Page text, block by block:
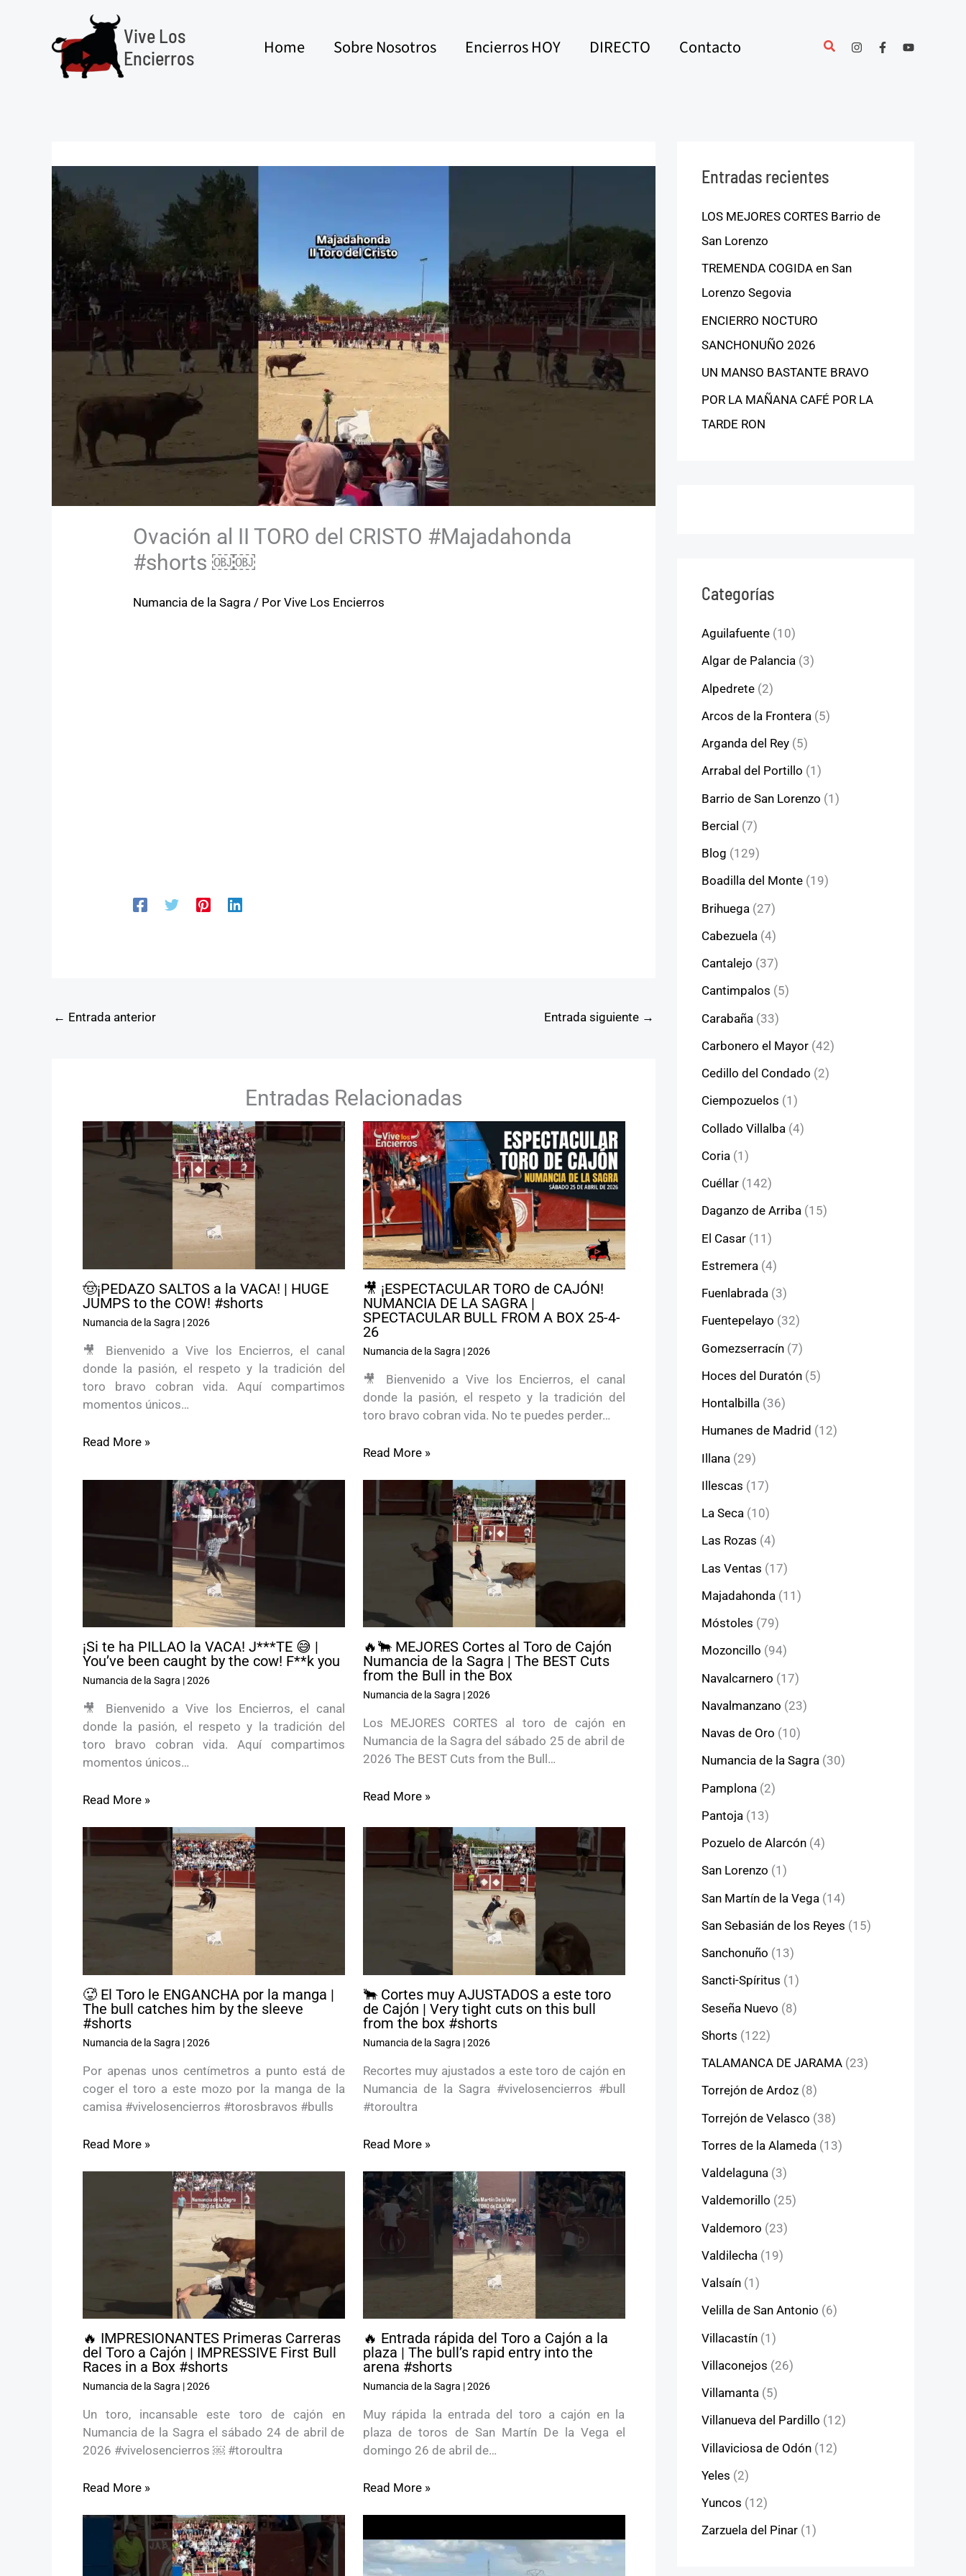
contenido
Vive Los
Encierros
Home Sobre Nosotros Encierros HOY DIRECTO Contacto
Ovación al II TORO del CRISTO #Majadahonda
#shorts ￼￼
Numancia de la Sagra / PorVive Los Encierros
← Entrada anterior Entrada siguiente →
Entradas Relacionadas
🤠¡PEDAZO SALTOS a la VACA! | HUGE
JUMPS to the COW! #shorts
Numancia de la Sagra |2026
🎥 Bienvenido a Vive los Encierros, el canal
donde la pasión, el respeto y la tradición del
toro bravo cobran vida. Aquí compartimos
momentos únicos…
Read More »
🎥 ¡ESPECTACULAR TORO de CAJÓN!
NUMANCIA DE LA SAGRA |
SPECTACULAR BULL FROM A BOX 25-4-
26
Numancia de la Sagra |2026
🎥 Bienvenido a Vive los Encierros, el canal
donde la pasión, el respeto y la tradición del
toro bravo cobran vida. No te puedes perder…
Read More »
¡Si te ha PILLAO la VACA! J***TE 😅 |
You’ve been caught by the cow! F**k you
Numancia de la Sagra |2026
🎥 Bienvenido a Vive los Encierros, el canal
donde la pasión, el respeto y la tradición del
toro bravo cobran vida. Aquí compartimos
momentos únicos…
Read More »
🔥🐂 MEJORES Cortes al Toro de Cajón
Numancia de la Sagra | The BEST Cuts
from the Bull in the Box
Numancia de la Sagra |2026
Los MEJORES CORTES al toro de cajón en
Numancia de la Sagra del sábado 25 de abril de
2026 The BEST Cuts from the Bull…
Read More »
🥵 El Toro le ENGANCHA por la manga |
The bull catches him by the sleeve
#shorts
Numancia de la Sagra |2026
Por apenas unos centímetros a punto está de
coger el toro a este mozo por la manga de la
camisa #vivelosencierros #torosbravos #bulls
Read More »
🐂 Cortes muy AJUSTADOS a este toro
de Cajón | Very tight cuts on this bull
from the box #shorts
Numancia de la Sagra |2026
Recortes muy ajustados a este toro de cajón en
Numancia de la Sagra #vivelosencierros #bull
#toroultra
Read More »
🔥 IMPRESIONANTES Primeras Carreras
del Toro a Cajón | IMPRESSIVE First Bull
Races in a Box #shorts
Numancia de la Sagra |2026
Un toro, incansable este toro de cajón en
Numancia de la Sagra el sábado 24 de abril de
2026 #vivelosencierros ￼ #toroultra
Read More »
🔥 Entrada rápida del Toro a Cajón a la
plaza | The bull’s rapid entry into the
arena #shorts
Numancia de la Sagra |2026
Muy rápida la entrada del toro a cajón en la
plaza de toros de San Martín De la Vega el
domingo 26 de abril de…
Read More »
Entradas recientes
LOS MEJORES CORTES Barrio de
San Lorenzo
TREMENDA COGIDA en San
Lorenzo Segovia
ENCIERRO NOCTURO
SANCHONUÑO 2026
UN MANSO BASTANTE BRAVO
POR LA MAÑANA CAFÉ POR LA
TARDE RON
Categorías
Aguilafuente (10)
Algar de Palancia (3)
Alpedrete (2)
Arcos de la Frontera (5)
Arganda del Rey (5)
Arrabal del Portillo (1)
Barrio de San Lorenzo (1)
Bercial (7)
Blog (129)
Boadilla del Monte (19)
Brihuega (27)
Cabezuela (4)
Cantalejo (37)
Cantimpalos (5)
Carabaña (33)
Carbonero el Mayor (42)
Cedillo del Condado (2)
Ciempozuelos (1)
Collado Villalba (4)
Coria (1)
Cuéllar (142)
Daganzo de Arriba (15)
El Casar (11)
Estremera (4)
Fuenlabrada (3)
Fuentepelayo (32)
Gomezserracín (7)
Hoces del Duratón (5)
Hontalbilla (36)
Humanes de Madrid (12)
Illana (29)
Illescas (17)
La Seca (10)
Las Rozas (4)
Las Ventas (17)
Majadahonda (11)
Móstoles (79)
Mozoncillo (94)
Navalcarnero (17)
Navalmanzano (23)
Navas de Oro (10)
Numancia de la Sagra (30)
Pamplona (2)
Pantoja (13)
Pozuelo de Alarcón (4)
San Lorenzo (1)
San Martín de la Vega (14)
San Sebasián de los Reyes (15)
Sanchonuño (13)
Sancti-Spíritus (1)
Seseña Nuevo (8)
Shorts (122)
TALAMANCA DE JARAMA (23)
Torrejón de Ardoz (8)
Torrejón de Velasco (38)
Torres de la Alameda (13)
Valdelaguna (3)
Valdemorillo (25)
Valdemoro (23)
Valdilecha (19)
Valsaín (1)
Velilla de San Antonio (6)
Villacastín (1)
Villaconejos (26)
Villamanta (5)
Villanueva del Pardillo (12)
Villaviciosa de Odón (12)
Yeles (2)
Yuncos (12)
Zarzuela del Pinar (1)